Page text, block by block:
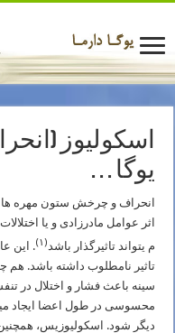
اسکولیوز
یوگا . . .
انحراف و چرخش ستون مهره
اثر عوامل مادرزادی و یا
م ی­تواند تاثیرگذار باشد (۱)
. این
تاثیر نامطلوب داشته باشد.
سینه باعث فشار و اختلال در
محسوسی در طول اعضا ایجاد
دیگر شود. اسکولیوزیس،